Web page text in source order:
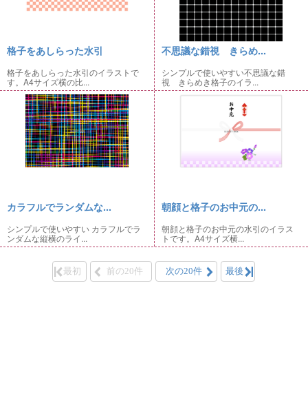
格子をあしらった水引
格子をあしらった水引のイラストで
す。A4サイズ横の比...
不思議な錯視 きらめ...
シンプルで使いやすい不思議な錯
視 きらめき格子のイラ...
カラフルでランダムな...
シンプルで使いやすい カラフルでラ
ンダムな縦横のライ...
朝顔と格子のお中元の...
朝顔と格子のお中元の水引のイラス
トです。A4サイズ横...
最初 前の20件 次の20件 最後